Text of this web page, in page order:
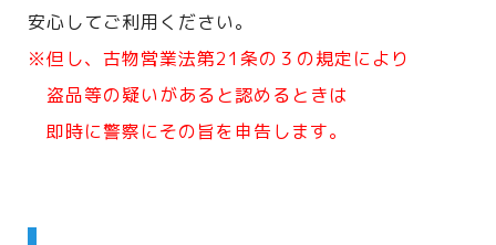
安心してご利用ください。
※但し、古物営業法第21条の３の規定により
盗品等の疑いがあると認めるときは
即時に警察にその旨を申告します。